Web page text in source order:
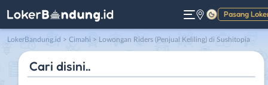
Pasang
Gelap
LokerBandung.id > Cimahi > Lowongan Riders (Penjual Keliling) di Sushitopia